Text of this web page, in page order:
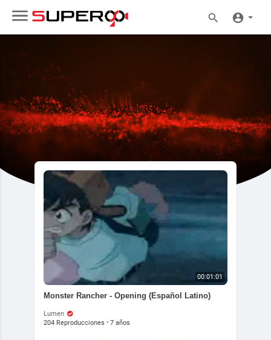
00:01:01
Monster Rancher - Opening (Español Latino)
Lumen
204 Reproducciones · 7 años